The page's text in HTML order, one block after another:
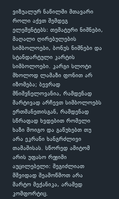
ვიზუალურ ნაწილში მთავარი
როლი აქვთ შემდეგ
ელემენტებს: თემატური ნიშნები,
მაღალი ღირებულების
სიმბოლოები, ბონუს ნიშნები და
სტანდარტული კარტის
სიმბოლოები. კარგი სლოტი
მხოლოდ ლამაზი ფონით არ
იზომება; ბევრად
მნიშვნელოვანია, რამდენად
მარტივად არჩევთ სიმბოლოებს
ერთმანეთისგან, რამდენად
სწრაფად ხვდებით რომელი
ხაზი მოიგო და გაწუხებთ თუ
არა ეკრანი ხანგრძლივი
თამაშისას. სწორედ ამიტომ
არის უფასო რეჟიმი
აუცილებელი: შეგიძლიათ
მშვიდად შეამოწმოთ არა
მარტო მექანიკა, არამედ
კომფორტიც.